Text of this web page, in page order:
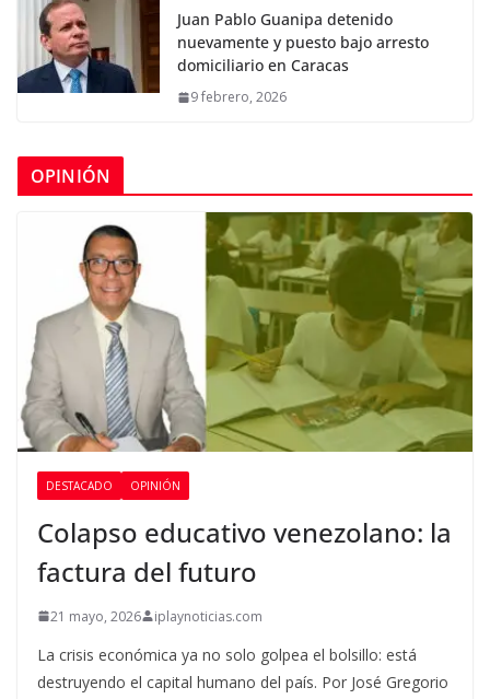
Juan Pablo Guanipa detenido
nuevamente y puesto bajo arresto
domiciliario en Caracas
9 febrero, 2026
OPINIÓN
DESTACADO OPINIÓN
Colapso educativo venezolano: la
factura del futuro
21 mayo, 2026 iplaynoticias.com
La crisis económica ya no solo golpea el bolsillo: está
destruyendo el capital humano del país. Por José Gregorio